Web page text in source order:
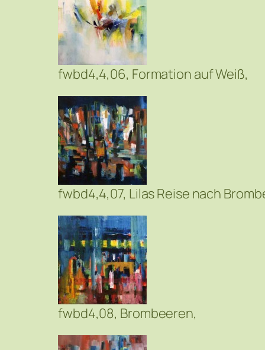
fwbd4,4,06, Formation auf Weiß,
fwbd4,4,07, Lilas Reise nach
fwbd4,08, Brombeeren,